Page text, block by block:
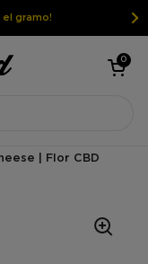
el gramo!
Abrir la
0
| Flor CBD